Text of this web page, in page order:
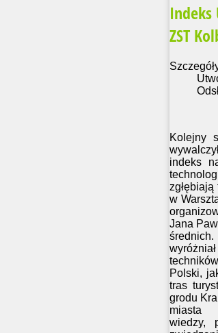
Indeks
ZST
Kolejny
indeks
zgłębiają
w
Jana
Polski,
tras
grodu
miasta
wiedzy,